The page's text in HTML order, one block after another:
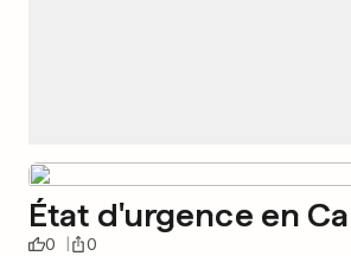
État d'urgence en
0 0